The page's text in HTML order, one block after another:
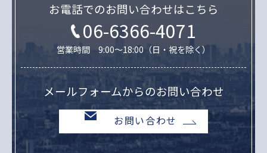
お電話でのお問い合わせはこちら
06-6366-4071
営業時間 9:00～18:00（日・祝を除く）
メールフォームからのお問い合わせ
お問い合わせ